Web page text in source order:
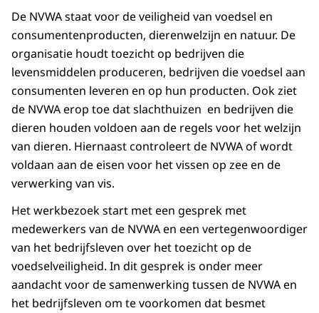
De NVWA staat voor de veiligheid van voedsel en
consumentenproducten, dierenwelzijn en natuur. De
organisatie houdt toezicht op bedrijven die
levensmiddelen produceren, bedrijven die voedsel aan
consumenten leveren en op hun producten. Ook ziet
de NVWA erop toe dat slachthuizen en bedrijven die
dieren houden voldoen aan de regels voor het welzijn
van dieren. Hiernaast controleert de NVWA of wordt
voldaan aan de eisen voor het vissen op zee en de
verwerking van vis.
Het werkbezoek start met een gesprek met
medewerkers van de NVWA en een vertegenwoordiger
van het bedrijfsleven over het toezicht op de
voedselveiligheid. In dit gesprek is onder meer
aandacht voor de samenwerking tussen de NVWA en
het bedrijfsleven om te voorkomen dat besmet